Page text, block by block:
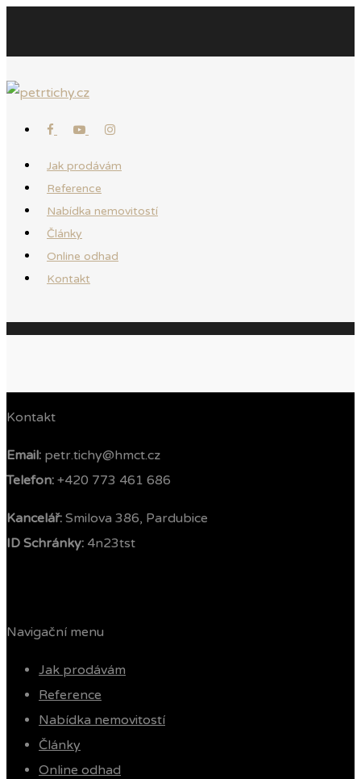
Jak prodávám
Reference
Nabídka nemovitostí
Články
Online odhad
Kontakt
Kontakt
Email: petr.tichy@hmct.cz
Telefon: ‭ +420 773 461 686‬
Kancelář: Smilova 386, Pardubice
ID Schránky: 4n23tst
Navigační menu
Jak prodávám
Reference
Nabídka nemovitostí
Články
Online odhad